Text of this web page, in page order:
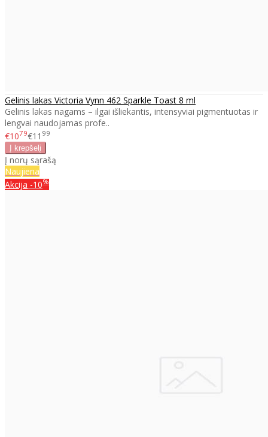
Gelinis lakas Victoria Vynn 462 Sparkle Toast 8 ml
Gelinis lakas nagams – ilgai išliekantis, intensyviai pigmentuotas ir
lengvai naudojamas profe..
€1079€11 99
Į norų sąrašą
Naujiena
Akcija -10%